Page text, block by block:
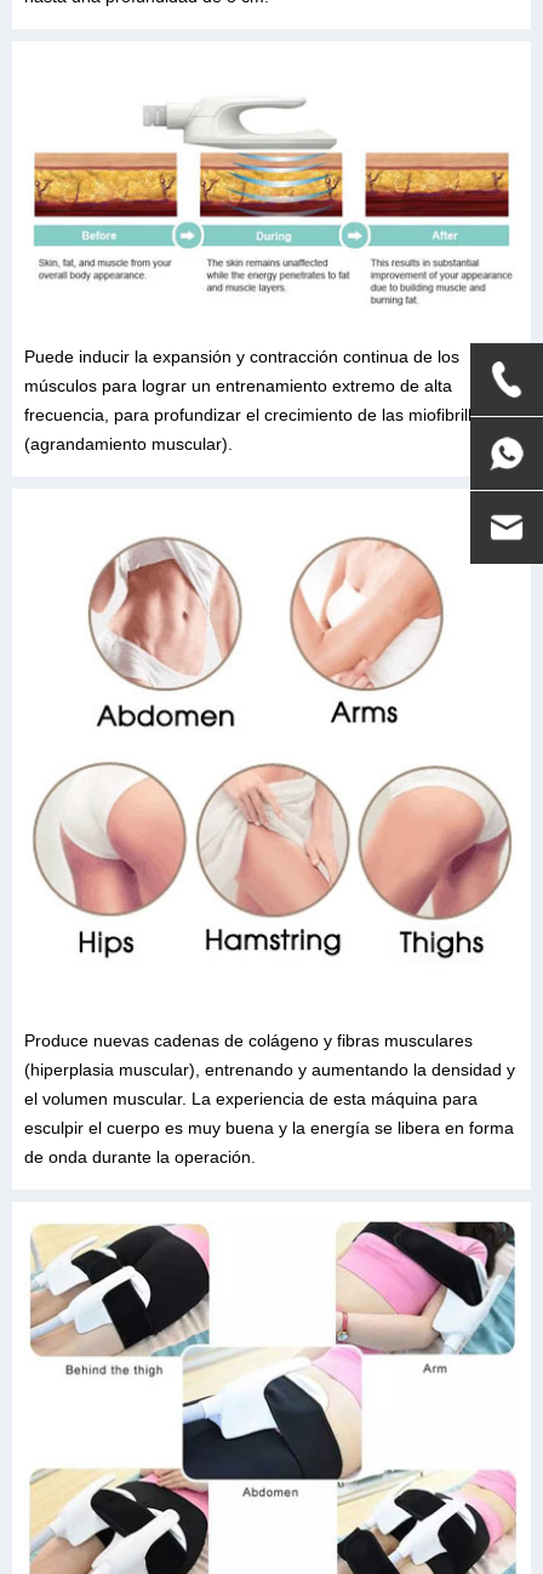
Puede inducir la expansión y contracción continua de los
músculos para lograr un entrenamiento extremo de alta
frecuencia, para profundizar el crecimiento de las miofibrillas
(agrandamiento muscular).
Produce nuevas cadenas de colágeno y fibras musculares
(hiperplasia muscular), entrenando y aumentando la densidad y
el volumen muscular. La experiencia de esta máquina para
esculpir el cuerpo es muy buena y la energía se libera en forma
de onda durante la operación.